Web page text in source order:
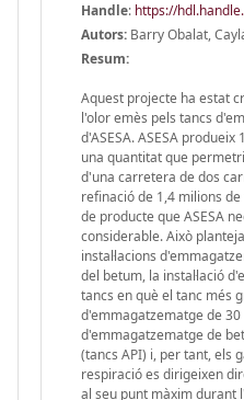
Handle: https://
Autors: Barry Obalat,
Resum:
Aquest projecte ha estat
l'olor emès pels tancs
d'ASESA. ASESA
una quantitat que
d'una carretera de dos
refinació de 1,4 milions
de producte que ASESA
considerable. Això
instal·lacions
del betum, la instal·lació
tancs en què el tanc més
d'emmagatzematge de
d'emmagatzematge de
(tancs API) i, per tant, els
respiració es dirigeixen
al seu punt màxim durant